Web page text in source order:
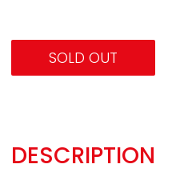
SOLD OUT
DESCRIPTION